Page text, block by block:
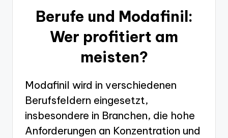
Berufe und Modafinil:
Wer profitiert am
meisten?
Modafinil wird in verschiedenen
Berufsfeldern eingesetzt,
insbesondere in Branchen, die hohe
Anforderungen an Konzentration und